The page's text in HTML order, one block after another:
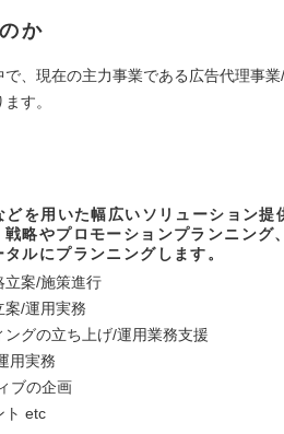
か
、現在の主力事業である広告代理事
す。
を用いた幅広いソリューション提
戦略やプロモーションプランニング
ルにプランニングします。
立案/施策進行
案/運用実務
ングの立ち上げ/運用業務支援
用実務
ブの企画
ト etc